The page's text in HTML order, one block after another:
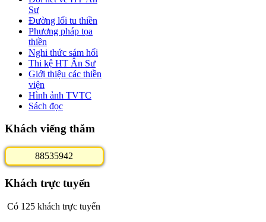
Sư
Đường lối tu thiền
Phương pháp tọa
thiền
Nghi thức sám hối
Thi kệ HT Ân Sư
Giới thiệu các thiền
viện
Hình ảnh TVTC
Sách đọc
Khách viếng thăm
88535942
Khách trực tuyến
Có 125 khách trực tuyến